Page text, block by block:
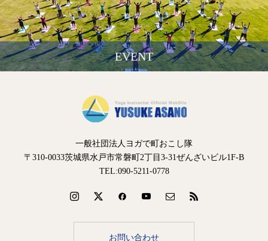
EVENT
一般社団法人ヨガで町おこし隊
〒310-0033茨城県水戸市常磐町2丁目3-31ぜんざいビル1F-B
TEL:090-5211-0778
お問い合わせ